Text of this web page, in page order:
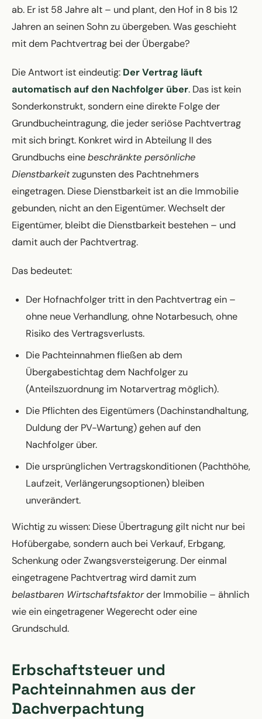
ab. Er ist 58 Jahre alt – und plant, den Hof in 8 bis 12
Jahren an seinen Sohn zu übergeben. Was geschieht
mit dem Pachtvertrag bei der Übergabe?
Die Antwort ist eindeutig: Der Vertrag läuft
automatisch auf den Nachfolger über. Das ist kein
Sonderkonstrukt, sondern eine direkte Folge der
Grundbucheintragung, die jeder seriöse Pachtvertrag
mit sich bringt. Konkret wird in Abteilung II des
Grundbuchs einebeschränkte persönliche
Dienstbarkeitzugunsten des Pachtnehmers
eingetragen. Diese Dienstbarkeit ist an die Immobilie
gebunden, nicht an den Eigentümer. Wechselt der
Eigentümer, bleibt die Dienstbarkeit bestehen – und
damit auch der Pachtvertrag.
Das bedeutet:
Der Hofnachfolger tritt in den Pachtvertrag ein –
ohne neue Verhandlung, ohne Notarbesuch, ohne
Risiko des Vertragsverlusts.
Die Pachteinnahmen fließen ab dem
Übergabestichtag dem Nachfolger zu
(Anteilszuordnung im Notarvertrag möglich).
Die Pflichten des Eigentümers (Dachinstandhaltung,
Duldung der PV-Wartung) gehen auf den
Nachfolger über.
Die ursprünglichen Vertragskonditionen (Pachthöhe,
Laufzeit, Verlängerungsoptionen) bleiben
unverändert.
Wichtig zu wissen: Diese Übertragung gilt nicht nur bei
Hofübergabe, sondern auch bei Verkauf, Erbgang,
Schenkung oder Zwangsversteigerung. Der einmal
eingetragene Pachtvertrag wird damit zum
belastbaren Wirtschaftsfaktorder Immobilie – ähnlich
wie ein eingetragener Wegerecht oder eine
Grundschuld.
Erbschaftsteuer und
Pachteinnahmen aus der
Dachverpachtung